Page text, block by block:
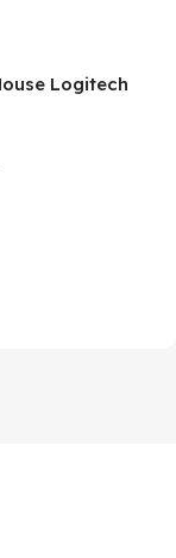
Logitech